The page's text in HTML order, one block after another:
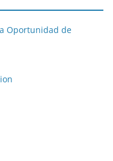
Oportunidad de